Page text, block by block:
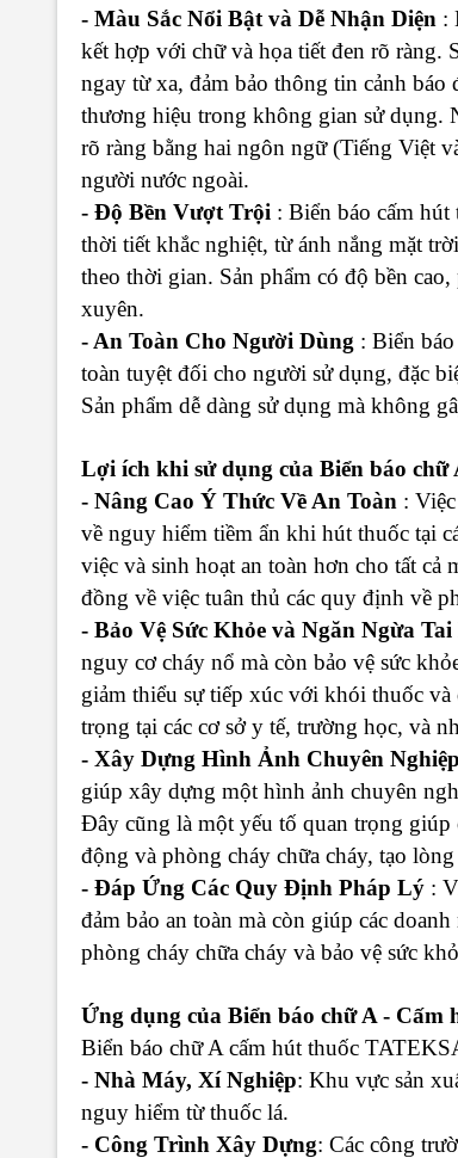
- Màu Sắc Nổi Bật và Dễ Nhận Diện :
kết hợp với chữ và họa tiết đen rõ ràng.
ngay từ xa, đảm bảo thông tin cảnh
thương hiệu trong không gian sử
rõ ràng bằng hai ngôn ngữ (Tiếng Việt
người nước ngoài.
- Độ Bền Vượt Trội : Biển báo cấm
thời tiết khắc nghiệt, từ ánh nắng mặt
theo thời gian. Sản phẩm có độ bền
xuyên.
- An Toàn Cho Người Dùng : Biển
toàn tuyệt đối cho người sử dụng, đặc
Sản phẩm dễ dàng sử dụng mà không
Lợi ích khi sử dụng của Biển báo chữ
- Nâng Cao Ý Thức Về An Toàn :
về nguy hiểm tiềm ẩn khi hút thuốc tại
việc và sinh hoạt an toàn hơn cho tất
đồng về việc tuân thủ các quy định về
- Bảo Vệ Sức Khỏe và Ngăn Ngừa Tai
nguy cơ cháy nổ mà còn bảo vệ sức
giảm thiểu sự tiếp xúc với khói thuốc
trọng tại các cơ sở y tế, trường học, và
- Xây Dựng Hình Ảnh Chuyên Nghiệp
giúp xây dựng một hình ảnh chuyên
Đây cũng là một yếu tố quan trọng giúp
động và phòng cháy chữa cháy, tạo
- Đáp Ứng Các Quy Định Pháp Lý :
đảm bảo an toàn mà còn giúp các
phòng cháy chữa cháy và bảo vệ sức
Ứng dụng của Biển báo chữ A - Cấm
Biển báo chữ A cấm hút thuốc
- Nhà Máy, Xí Nghiệp: Khu vực sản
nguy hiểm từ thuốc lá.
- Công Trình Xây Dựng: Các công